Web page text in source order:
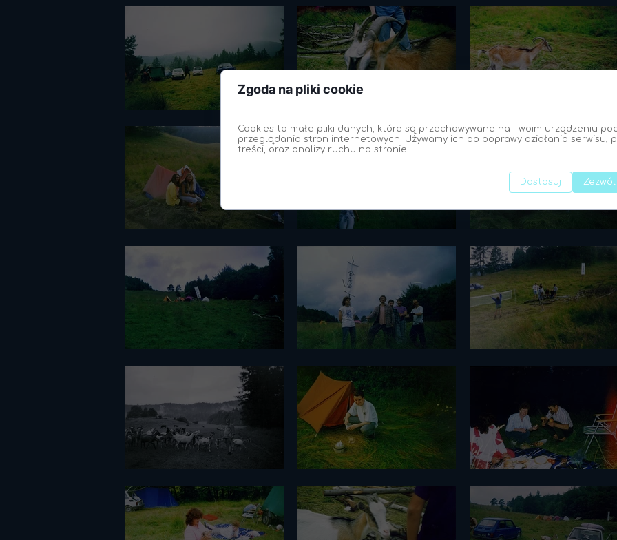
1988 galeria
1987 galeria
1986 galeria
1983 galeria
Zgoda na pliki cookie
Cookies to małe pliki danych, które są przechowywane na Twoim urządzeniu
przeglądania stron internetowych. Używamy ich do poprawy działania serwisu,
treści, oraz analizy ruchu na stronie.
Dostosuj